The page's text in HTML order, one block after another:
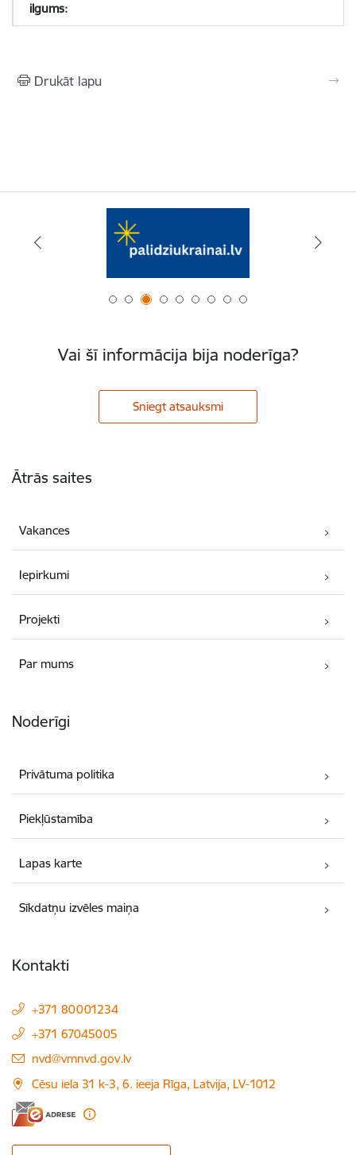
Drukāt lapu
Vai šī informācija bija noderīga?
Sniegt atsauksmi
Ātrās saites
Vakances
Iepirkumi
Projekti
Par mums
Noderīgi
Privātuma politika
Piekļūstamība
Lapas karte
Sīkdatņu izvēles maiņa
Kontakti
+371 80001234
+371 67045005
E-pasts:
nvd@vmnvd.gov.lv
Cēsu iela 31 k-3, 6. ieeja Rīga, Latvija, LV-1012